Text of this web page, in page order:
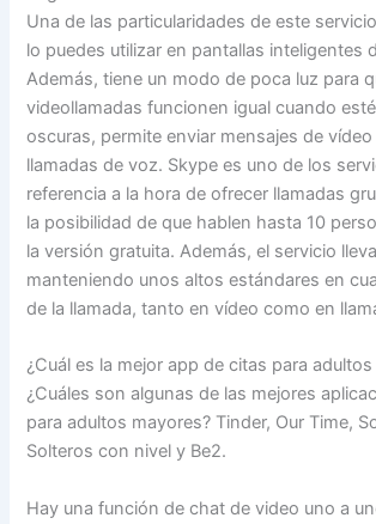
Una de las particularidades de este
lo puedes utilizar en pantallas inteligentes
Además, tiene un modo de poca luz para
videollamadas funcionen igual cuando
oscuras, permite enviar mensajes de vídeo
llamadas de voz. Skype es uno de los
referencia a la hora de ofrecer llamadas
la posibilidad de que hablen hasta 10
la versión gratuita. Además, el servicio
manteniendo unos altos estándares en
de la llamada, tanto en vídeo como en
¿Cuál es la mejor app de citas para
¿Cuáles son algunas de las mejores
para adultos mayores? Tinder, Our Time,
Solteros con nivel y Be2.
Hay una función de chat de video uno a